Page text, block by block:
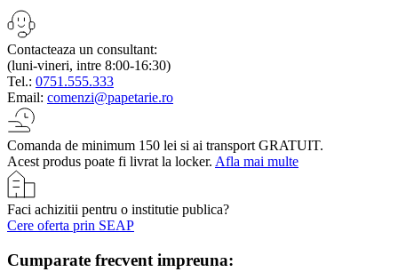
Contacteaza un consultant:
(luni-vineri, intre 8:00-16:30)
Tel.: 0751.555.333
Email: comenzi@papetarie.ro
Comanda de minimum 150 lei si ai transport GRATUIT.
Acest produs poate fi livrat la locker. Afla mai multe
Faci achizitii pentru o institutie publica?
Cere oferta prin SEAP
Cumparate frecvent impreuna: